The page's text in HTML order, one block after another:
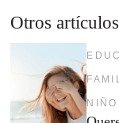
Otros